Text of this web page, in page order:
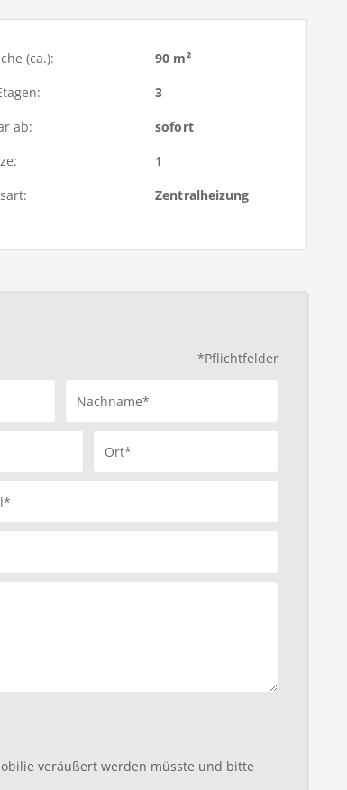
(ca.):
90 m²
3
ab:
sofort
1
Zentralheizung
*Pflichtfelder
Nachname*
Ort*
veräußert werden müsste und bitte